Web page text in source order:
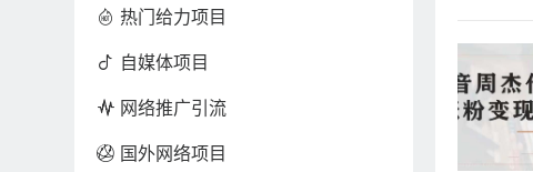
 热门给力项目
 自媒体项目
 网络推广引流
 国外网络项目